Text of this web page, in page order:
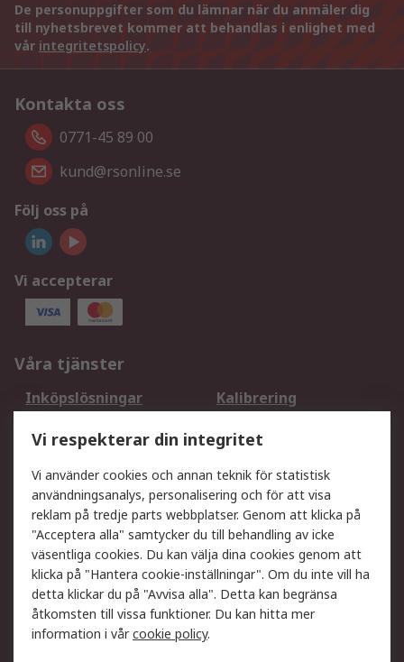
De personuppgifter som du lämnar när du anmäler dig
till nyhetsbrevet kommer att behandlas i enlighet med
vår integritetspolicy.
Kontakta oss
0771-45 89 00
kund@rsonline.se
Följ oss på
Vi accepterar
Våra tjänster
Inköpslösningar
Kalibrering
DesignSpark
Teknisk Support
Ditt lokala säljteam
Exportlösningar
Support
Få hjälp
Retur av varor
Leverans
Spåra din order
Begär en fakturakopi
Fördelar med RS-konto
Betalningsalternativ
Vi respekterar din integritet
Vi använder cookies och annan teknik för statistisk
användningsanalys, personalisering och för att visa
reklam på tredje parts webbplatser. Genom att klicka på
"Acceptera alla" samtycker du till behandling av icke
väsentliga cookies. Du kan välja dina cookies genom att
klicka på "Hantera cookie-inställningar". Om du inte vill ha
detta klickar du på "Avvisa alla". Detta kan begränsa
åtkomsten till vissa funktioner. Du kan hitta mer
information i vårcookie policy.